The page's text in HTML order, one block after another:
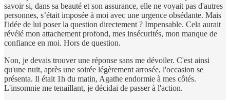
savoir si, dans sa beauté et son assurance, elle ne voyait pas d'autres
personnes, s’était imposée à moi avec une urgence obsédante. Mais
l'idée de lui poser la question directement ? Impensable. Cela aurait
révélé mon attachement profond, mes insécurités, mon manque de
confiance en moi. Hors de question.
Non, je devais trouver une réponse sans me dévoiler. C'est ainsi
qu'une nuit, après une soirée légèrement arrosée, l'occasion se
présenta. Il était 1h du matin, Agathe endormie à mes côtés.
L'insomnie me tenaillant, je décidai de passer à l'action.